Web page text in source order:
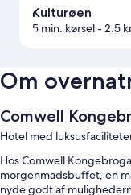
Kulturøen
5 min. kørsel- 2.5
Om
Comwell
Hotel med
Hos Comwell
morgenmadsbuffet, en
nyde godt af